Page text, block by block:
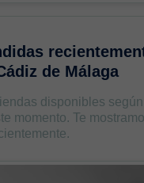
de Málaga
disponibles
momento. Te